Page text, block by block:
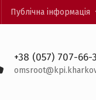
Публічна інформація
+38 (057) 707-66-